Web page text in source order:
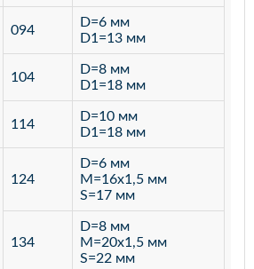
094
D=6 мм
D1=13 мм
104
D=8 мм
D1=18 мм
114
D=10 мм
D1=18 мм
124
D=6 мм
M=16х1,5 мм
S=17 мм
134
D=8 мм
M=20х1,5 мм
S=22 мм